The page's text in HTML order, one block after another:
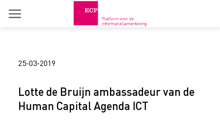
25-03-2019
Lotte de Bruijn ambassadeur van de
Human Capital Agenda ICT